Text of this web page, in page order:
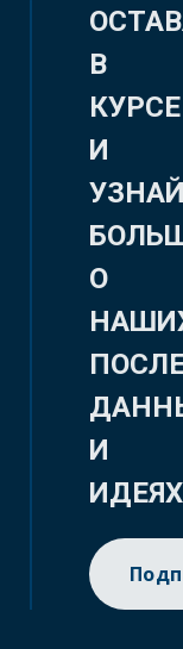
В
КУРСЕ
И
О
И
ИДЕЯХ